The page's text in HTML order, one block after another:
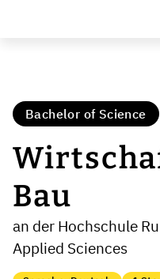
Bachelor of Science
Bau
an der Hochschule
Applied Sciences